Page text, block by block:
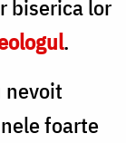
biserica lor
.
nevoit
foarte